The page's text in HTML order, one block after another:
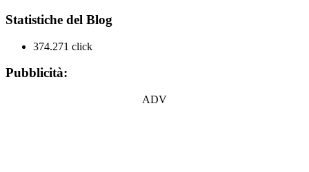
Statistiche del Blog
374.271 click
Pubblicità:
ADV